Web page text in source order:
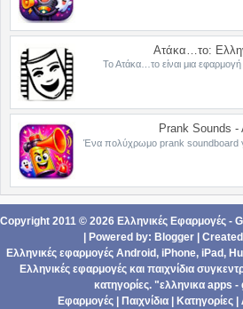
Ατάκα…το:
Το Ατάκα…το είναι μια
Prank Sounds -
Ένα πολύχρωμο prank soundboard
Copyright 2011 © 2026 Ελληνικές Εφαρμογές -
| Powered by: Blogger|
Ελληνικές εφαρμογές Android, iPhone, iPad,
Ελληνικές εφαρμογές και παιχνίδια
κατηγορίες. "ελληνικα apps
Εφαρμογές
Παιχνίδια Κατηγορίες